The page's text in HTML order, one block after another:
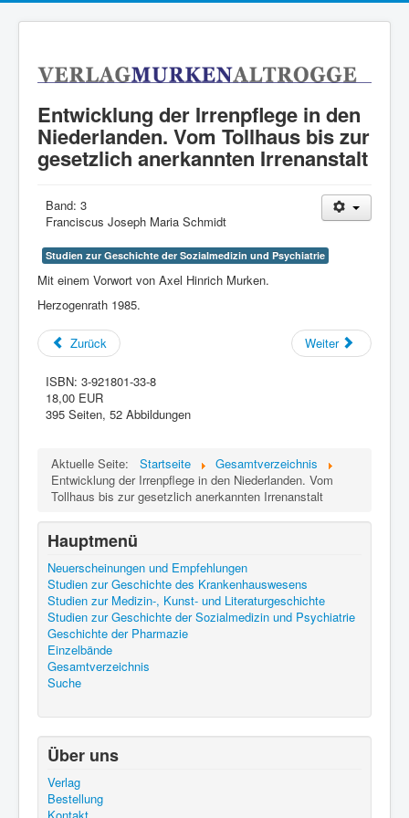
Entwicklung der Irrenpflege in den
Niederlanden. Vom Tollhaus bis zur
gesetzlich anerkannten Irrenanstalt
Band: 3
Franciscus Joseph Maria Schmidt
Studien zur Geschichte der Sozialmedizin und Psychiatrie
Mit einem Vorwort von Axel Hinrich Murken.
Herzogenrath 1985.
Zurück Weiter
ISBN: 3-921801-33-8
18,00 EUR
395 Seiten, 52 Abbildungen
Aktuelle Seite: Startseite
Gesamtverzeichnis
Entwicklung der Irrenpflege in den Niederlanden. Vom
Tollhaus bis zur gesetzlich anerkannten Irrenanstalt
Hauptmenü
Neuerscheinungen und Empfehlungen
Studien zur Geschichte des Krankenhauswesens
Studien zur Medizin-, Kunst- und Literaturgeschichte
Studien zur Geschichte der Sozialmedizin und Psychiatrie
Geschichte der Pharmazie
Einzelbände
Gesamtverzeichnis
Suche
Über uns
Verlag
Bestellung